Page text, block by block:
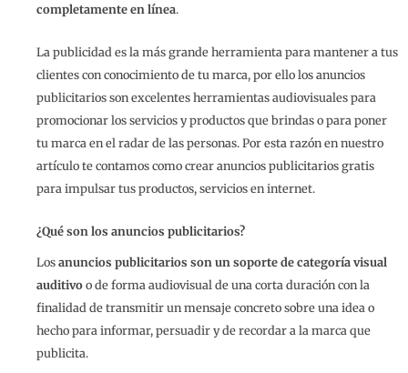
completamente en línea.
La publicidad es la más grande herramienta para mantener a tus
clientes con conocimiento de tu marca, por ello los anuncios
publicitarios son excelentes herramientas audiovisuales para
promocionar los servicios y productos que brindas o para poner
tu marca en el radar de las personas. Por esta razón en nuestro
artículo te contamos como crear anuncios publicitarios gratis
para impulsar tus productos, servicios en internet.
¿Qué son los anuncios publicitarios?
Losanuncios publicitarios son un soporte de categoría visual
auditivoo de forma audiovisual de una corta duración con la
finalidad de transmitir un mensaje concreto sobre una idea o
hecho para informar, persuadir y de recordar a la marca que
publicita.